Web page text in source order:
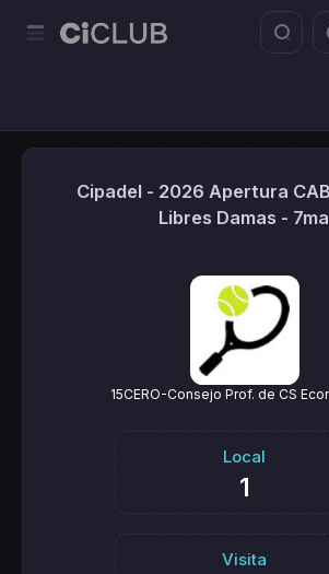
Cipadel - 2026 Apertura
Libres Damas - 7ma
15CERO-Consejo Prof. de CS
Local
1
Visita